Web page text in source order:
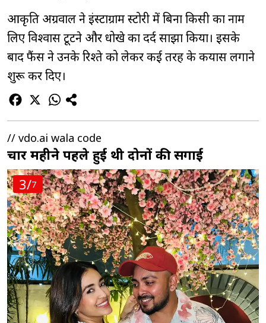
आकृति अग्रवाल ने इंस्टाग्राम स्टोरी में बिना किसी का नाम
लिए विश्वास टूटने और धोखे का दर्द साझा किया। इसके
बाद फैंस ने उनके रिश्ते को लेकर कई तरह के कयास लगाने
शुरू कर दिए।
// vdo.ai wala code
चार महीने पहले हुई थी दोनों की सगाई
3/7